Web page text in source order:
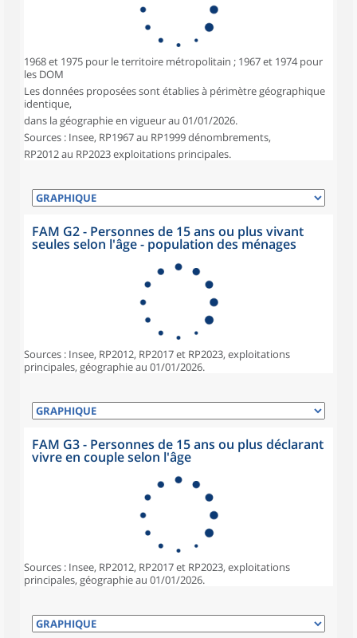
1968 et 1975 pour le territoire métropolitain ; 1967 et 1974 pour
les DOM
Les données proposées sont établies à périmètre géographique
identique,
dans la géographie en vigueur au 01/01/2026.
Sources : Insee, RP1967 au RP1999 dénombrements,
RP2012 au RP2023 exploitations principales.
FAM G2 - Personnes de 15 ans ou plus vivant
seules selon l'âge - population des ménages
Sources : Insee, RP2012, RP2017 et RP2023, exploitations
principales, géographie au 01/01/2026.
FAM G3 - Personnes de 15 ans ou plus déclarant
vivre en couple selon l'âge
Sources : Insee, RP2012, RP2017 et RP2023, exploitations
principales, géographie au 01/01/2026.